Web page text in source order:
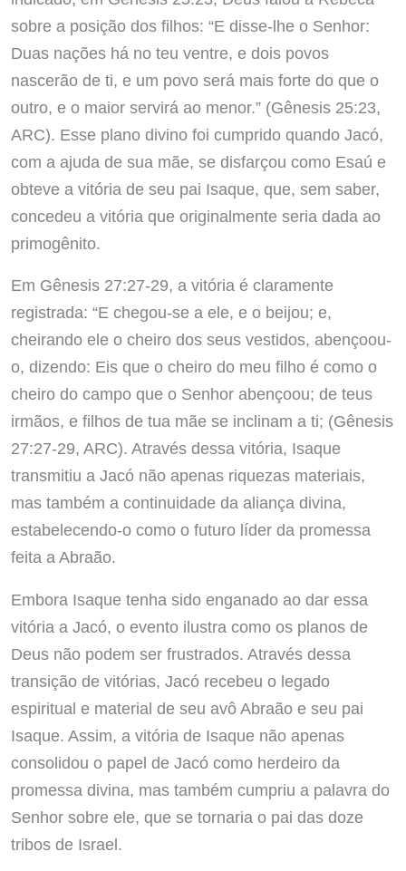
sobre a posição dos filhos: “E disse-lhe o Senhor:
Duas nações há no teu ventre, e dois povos
nascerão de ti, e um povo será mais forte do que o
outro, e o maior servirá ao menor.” (Gênesis 25:23,
ARC). Esse plano divino foi cumprido quando Jacó,
com a ajuda de sua mãe, se disfarçou como Esaú e
obteve a vitória de seu pai Isaque, que, sem saber,
concedeu a vitória que originalmente seria dada ao
primogênito.
Em Gênesis 27:27-29, a vitória é claramente
registrada: “E chegou-se a ele, e o beijou; e,
cheirando ele o cheiro dos seus vestidos, abençoou-
o, dizendo: Eis que o cheiro do meu filho é como o
cheiro do campo que o Senhor abençoou; de teus
irmãos, e filhos de tua mãe se inclinam a ti; (Gênesis
27:27-29, ARC). Através dessa vitória, Isaque
transmitiu a Jacó não apenas riquezas materiais,
mas também a continuidade da aliança divina,
estabelecendo-o como o futuro líder da promessa
feita a Abraão.
Embora Isaque tenha sido enganado ao dar essa
vitória a Jacó, o evento ilustra como os planos de
Deus não podem ser frustrados. Através dessa
transição de vitórias, Jacó recebeu o legado
espiritual e material de seu avô Abraão e seu pai
Isaque. Assim, a vitória de Isaque não apenas
consolidou o papel de Jacó como herdeiro da
promessa divina, mas também cumpriu a palavra do
Senhor sobre ele, que se tornaria o pai das doze
tribos de Israel.